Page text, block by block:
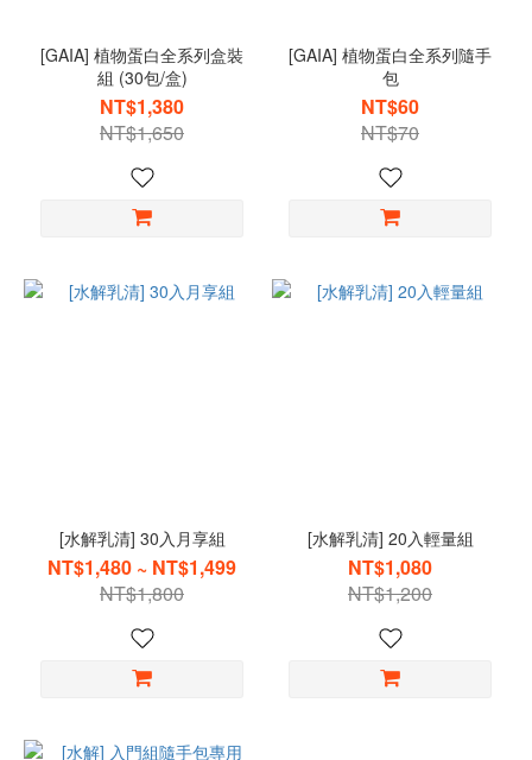
[GAIA] 植物蛋白全系列盒裝
組 (30包/盒)
NT$1,380
NT$1,650
[GAIA] 植物蛋白全系列隨手
包
NT$60
NT$70
[水解乳清] 30入月享組
NT$1,480 ~ NT$1,499
NT$1,800
[水解乳清] 20入輕量組
NT$1,080
NT$1,200